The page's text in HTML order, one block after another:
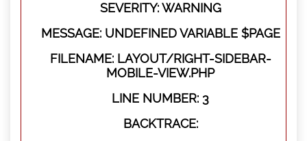
SEVERITY: WARNING
MESSAGE: UNDEFINED VARIABLE $PAGE
FILENAME: LAYOUT/RIGHT-SIDEBAR-
MOBILE-VIEW.PHP
LINE NUMBER: 3
BACKTRACE: